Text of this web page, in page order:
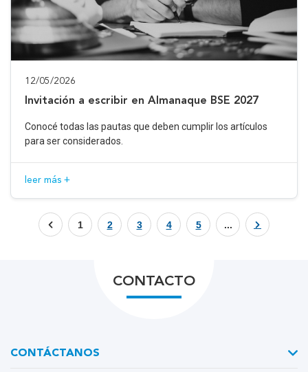
12/05/2026
Invitación a escribir en Almanaque BSE 2027
Conocé todas las pautas que deben cumplir los artículos
para ser considerados.
leer más +
1 2 3 4 5 ...
CONTACTO
CONTÁCTANOS